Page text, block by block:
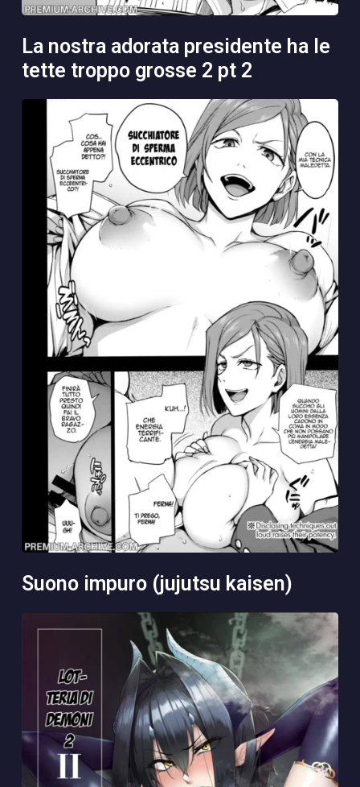
la nostra adorata presidente ha le
tette troppo grosse 2 pt 2
suono impuro (jujutsu kaisen)